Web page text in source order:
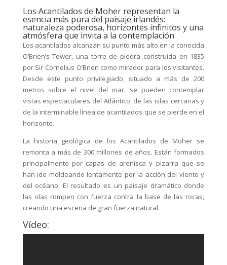
Los Acantilados de Moher representan la
esencia más pura del paisaje irlandés:
naturaleza poderosa, horizontes infinitos y una
atmósfera que invita a la contemplación
Los acantilados alcanzan su punto más alto en la conocida
O’Brien’s Tower, una torre de piedra construida en 1835
por Sir Cornelius O’Brien como mirador para los visitantes.
Desde este punto privilegiado, situado a más de 200
metros sobre el nivel del mar, se pueden contemplar
vistas espectaculares del Atlántico, de las islas cercanas y
de la interminable línea de acantilados que se pierde en el
horizonte.
La historia geológica de los Acantilados de Moher se
remonta a más de 300 millones de años. Están formados
principalmente por capas de arenisca y pizarra que se
han ido moldeando lentamente por la acción del viento y
del océano. El resultado es un paisaje dramático donde
las olas rompen con fuerza contra la base de las rocas,
creando una escena de gran fuerza natural.
Vídeo: